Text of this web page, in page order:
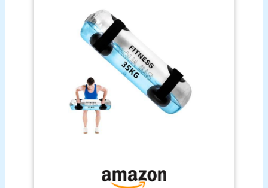
volumes restent stimulants; des repères clairs
facilitent la reproduction exacte de la charge.
PORTABLE ET PRÊT EN QUELQUES MINUTES – Vide, il
pèse 1,5 kg et se plie facilement; valve et pompe
incluses pour un remplissage et un gonflage
rapides, à la maison, en salle ou en extérieur,
selon vos besoins. CONSTRUCTION SÛRE À QUATRE
POIGNÉES – PVC épais et quatre poignées
ergonomiques assurent une prise stable pour
presses, tirages, rotations et portés, développant
simultanément force du tronc, stabilité et